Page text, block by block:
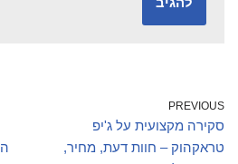
PREVIOUS
סקירה מקצועית על ג'יפ
טראקהוק – חוות דעת, מחיר,